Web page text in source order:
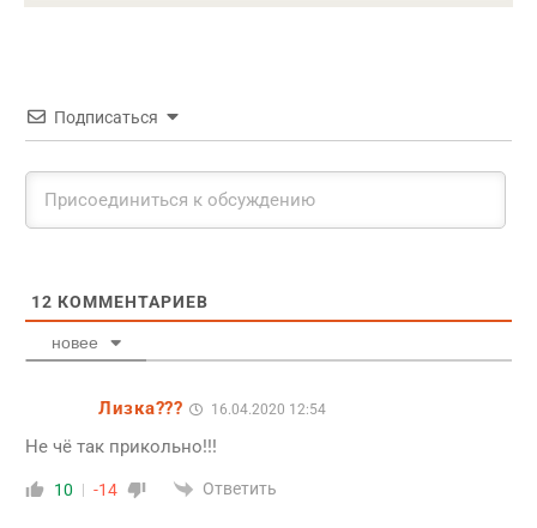
Подписаться
12 КОММЕНТАРИЕВ
новее
Лизка??? 16.04.2020 12:54
Не чё так прикольно!!!
10 -14 Ответить